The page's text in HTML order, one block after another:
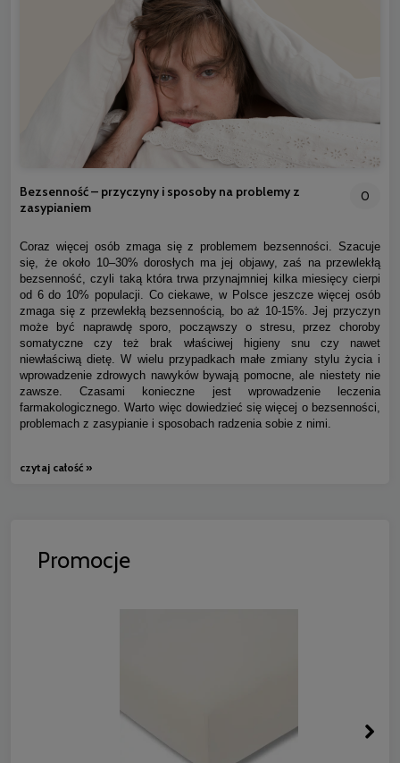
Bezsenność – przyczyny i sposoby na problemy z
zasypianiem
0
Coraz więcej osób zmaga się z problemem bezsenności. Szacuje
się, że około 10–30% dorosłych ma jej objawy, zaś na przewlekłą
bezsenność, czyli taką która trwa przynajmniej kilka miesięcy cierpi
od 6 do 10% populacji. Co ciekawe, w Polsce jeszcze więcej osób
zmaga się z przewlekłą bezsennością, bo aż 10-15%. Jej przyczyn
może być naprawdę sporo, począwszy o stresu, przez choroby
somatyczne czy też brak właściwej higieny snu czy nawet
niewłaściwą dietę. W wielu przypadkach małe zmiany stylu życia i
wprowadzenie zdrowych nawyków bywają pomocne, ale niestety nie
zawsze. Czasami konieczne jest wprowadzenie leczenia
farmakologicznego. Warto więc dowiedzieć się więcej o bezsenności,
problemach z zasypianie i sposobach radzenia sobie z nimi.
czytaj całość »
Promocje